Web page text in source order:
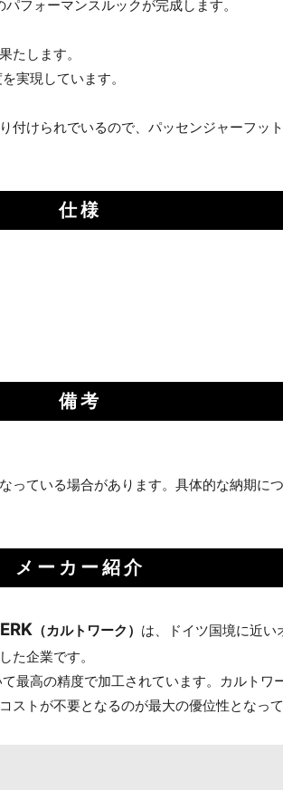
フォーマンスルックが完成します。
たします。
実現しています。
付けられでいるので、パッセンジャーフッ
仕様
備考
ている場合があります。具体的な納期に
メーカー紹介
（カルトワーク） は、ドイツ国境に近
た企業です。
最高の精度で加工されています。カルト
ストが不要となるのが最大の優位性となっ